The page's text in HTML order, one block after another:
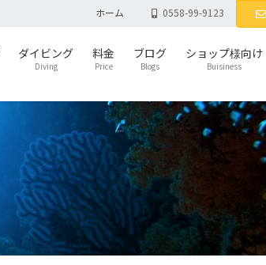
ホーム 0558-99-9123
ダイビング
Diving
料金
Price
ブログ
Blogs
ショップ様向け
Buisiness